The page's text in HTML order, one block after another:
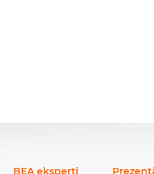
BEA eksperti